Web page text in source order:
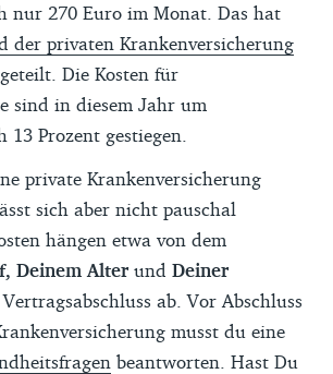
nur 270 Euro im Monat. Das hat
der privaten Krankenversicherung
Die Kosten für
sind in diesem Jahr um
Prozent gestiegen.
private Krankenversicherung
sich aber nicht pauschal
hängen etwa von dem
Deinem Alter und Deiner
ab. Vor Abschluss
musst du eine
beantworten. Hast Du